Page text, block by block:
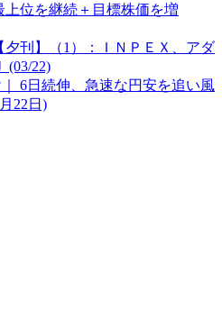
上位を継続＋目標株価を増
刊】（1）：ＩＮＰＥＸ、アダ
(03/22)
｜ 6日続伸、急速な円安を追い風
22日)